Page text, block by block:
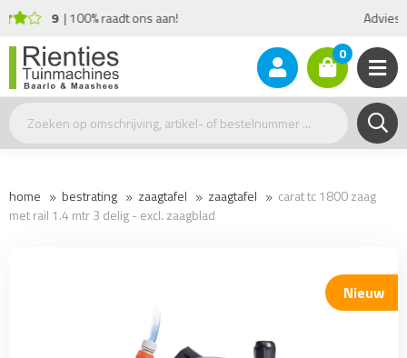
Advies nodig?
0
home bestrating zaagtafel zaagtafel
carat tc 1800 zaag
met rail 1.4 mtr 3 delig - excl. zaagblad
Nieuw